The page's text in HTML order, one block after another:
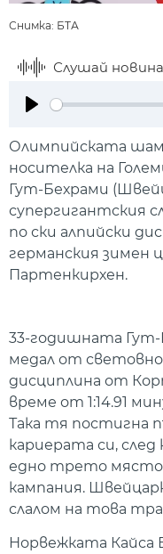
Снимка: БТА
Слушай
Олимпийската
носителка на
Гут-Бехрами
супергигантския
по ски алпийски
германския зимен
Партенкирхен.
33-годишната Гут-
медал от
дисциплина от
време от 1:14.91
Така тя постигна
кариерата си,
едно трето
кампания.
слалом на това
Норвежката